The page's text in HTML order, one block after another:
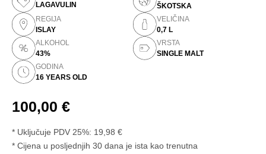
LAGAVULIN
ŠKOTSKA
REGIJA
ISLAY
VELIČINA
0,7 L
ALKOHOL
43%
VRSTA
SINGLE MALT
GODINA
16 YEARS OLD
100,00 €
* Uključuje PDV 25%: 19,98 €
Cijena u posljednjih 30 dana je ista kao trenutna